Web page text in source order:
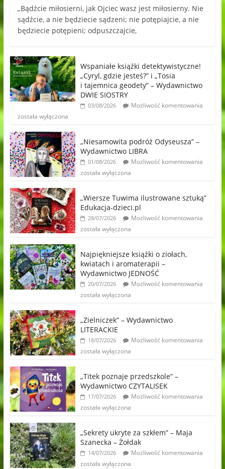
„Bądźcie miłosierni, jak Ojciec wasz jest miłosierny. Nie
sądźcie, a nie będziecie sądzeni; nie potępiajcie, a nie
będziecie potępieni; odpuszczajcie,
Wspaniałe książki detektywistyczne!
„Cyryl, gdzie jesteś?” i „Tosia
i tajemnica geodety” – Wydawnictwo
DWIE SIOSTRY
03/08/2026
Możliwość komentowania
została wyłączona
„Niesamowita podróż Odyseusza” –
Wydawnictwo LIBRA
01/08/2026
Możliwość komentowania
została wyłączona
„Wiersze Tuwima ilustrowane sztuką”
Edukacja-dzieci.pl
28/07/2026
Możliwość komentowania
została wyłączona
Najpiękniejsze książki o ziołach,
kwiatach i aromaterapii –
Wydawnictwo JEDNOŚĆ
20/07/2026
Możliwość komentowania
została wyłączona
„Zielniczek” – Wydawnictwo
LITERACKIE
18/07/2026
Możliwość komentowania
została wyłączona
„Titek poznaje przedszkole” –
Wydawnictwo CZYTALISEK
17/07/2026
Możliwość komentowania
została wyłączona
„Sekrety ukryte za szkłem” – Maja
Szanecka – Żołdak
14/07/2026
Możliwość komentowania
została wyłączona